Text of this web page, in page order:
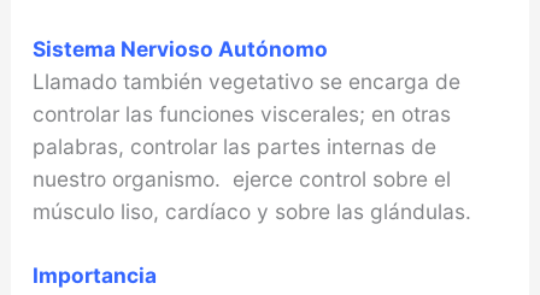
Sistema Nervioso Autónomo
Llamado también vegetativo se encarga de
controlar las funciones viscerales; en otras
palabras, controlar las partes internas de
nuestro organismo. ejerce control sobre el
músculo liso, cardíaco y sobre las glándulas.
Importancia